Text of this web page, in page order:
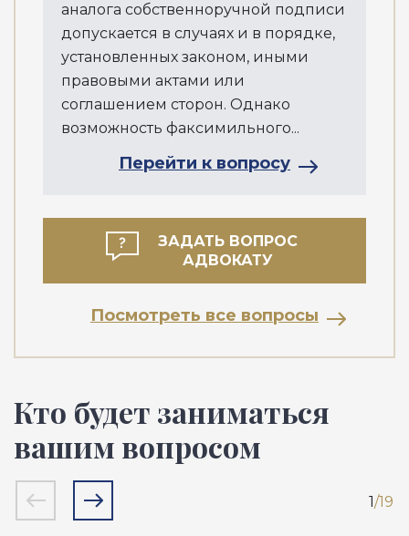
аналога собственноручной подписи
допускается в случаях и в порядке,
установленных законом, иными
правовыми актами или
соглашением сторон. Однако
возможность факсимильного...
Перейти к вопросу
ЗАДАТЬ ВОПРОС
АДВОКАТУ
Посмотреть все вопросы
Кто будет заниматься
вашим вопросом
1/19